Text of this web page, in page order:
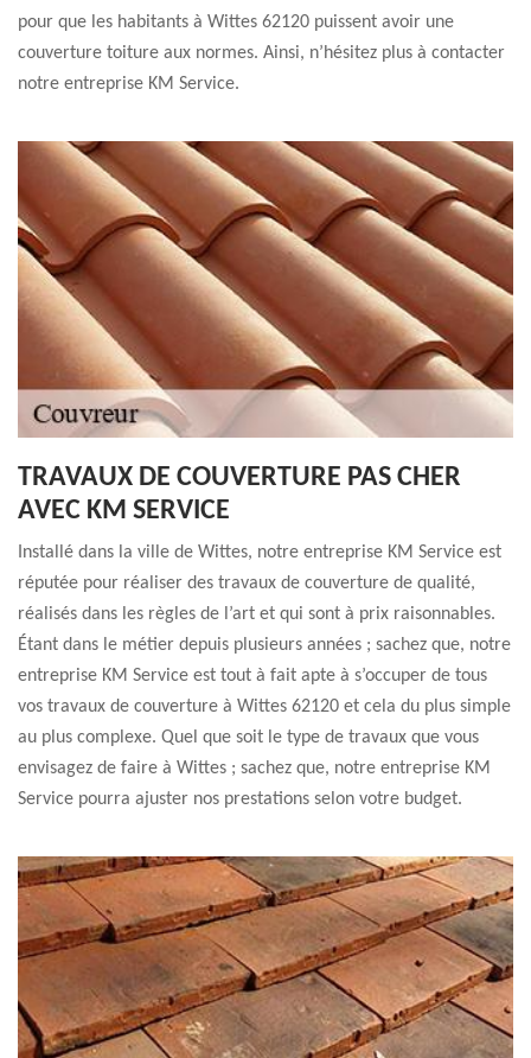
pour que les habitants à Wittes 62120 puissent avoir une
couverture toiture aux normes. Ainsi, n’hésitez plus à contacter
notre entreprise KM Service.
TRAVAUX DE COUVERTURE PAS CHER
AVEC KM SERVICE
Installé dans la ville de Wittes, notre entreprise KM Service est
réputée pour réaliser des travaux de couverture de qualité,
réalisés dans les règles de l’art et qui sont à prix raisonnables.
Étant dans le métier depuis plusieurs années ; sachez que, notre
entreprise KM Service est tout à fait apte à s’occuper de tous
vos travaux de couverture à Wittes 62120 et cela du plus simple
au plus complexe. Quel que soit le type de travaux que vous
envisagez de faire à Wittes ; sachez que, notre entreprise KM
Service pourra ajuster nos prestations selon votre budget.